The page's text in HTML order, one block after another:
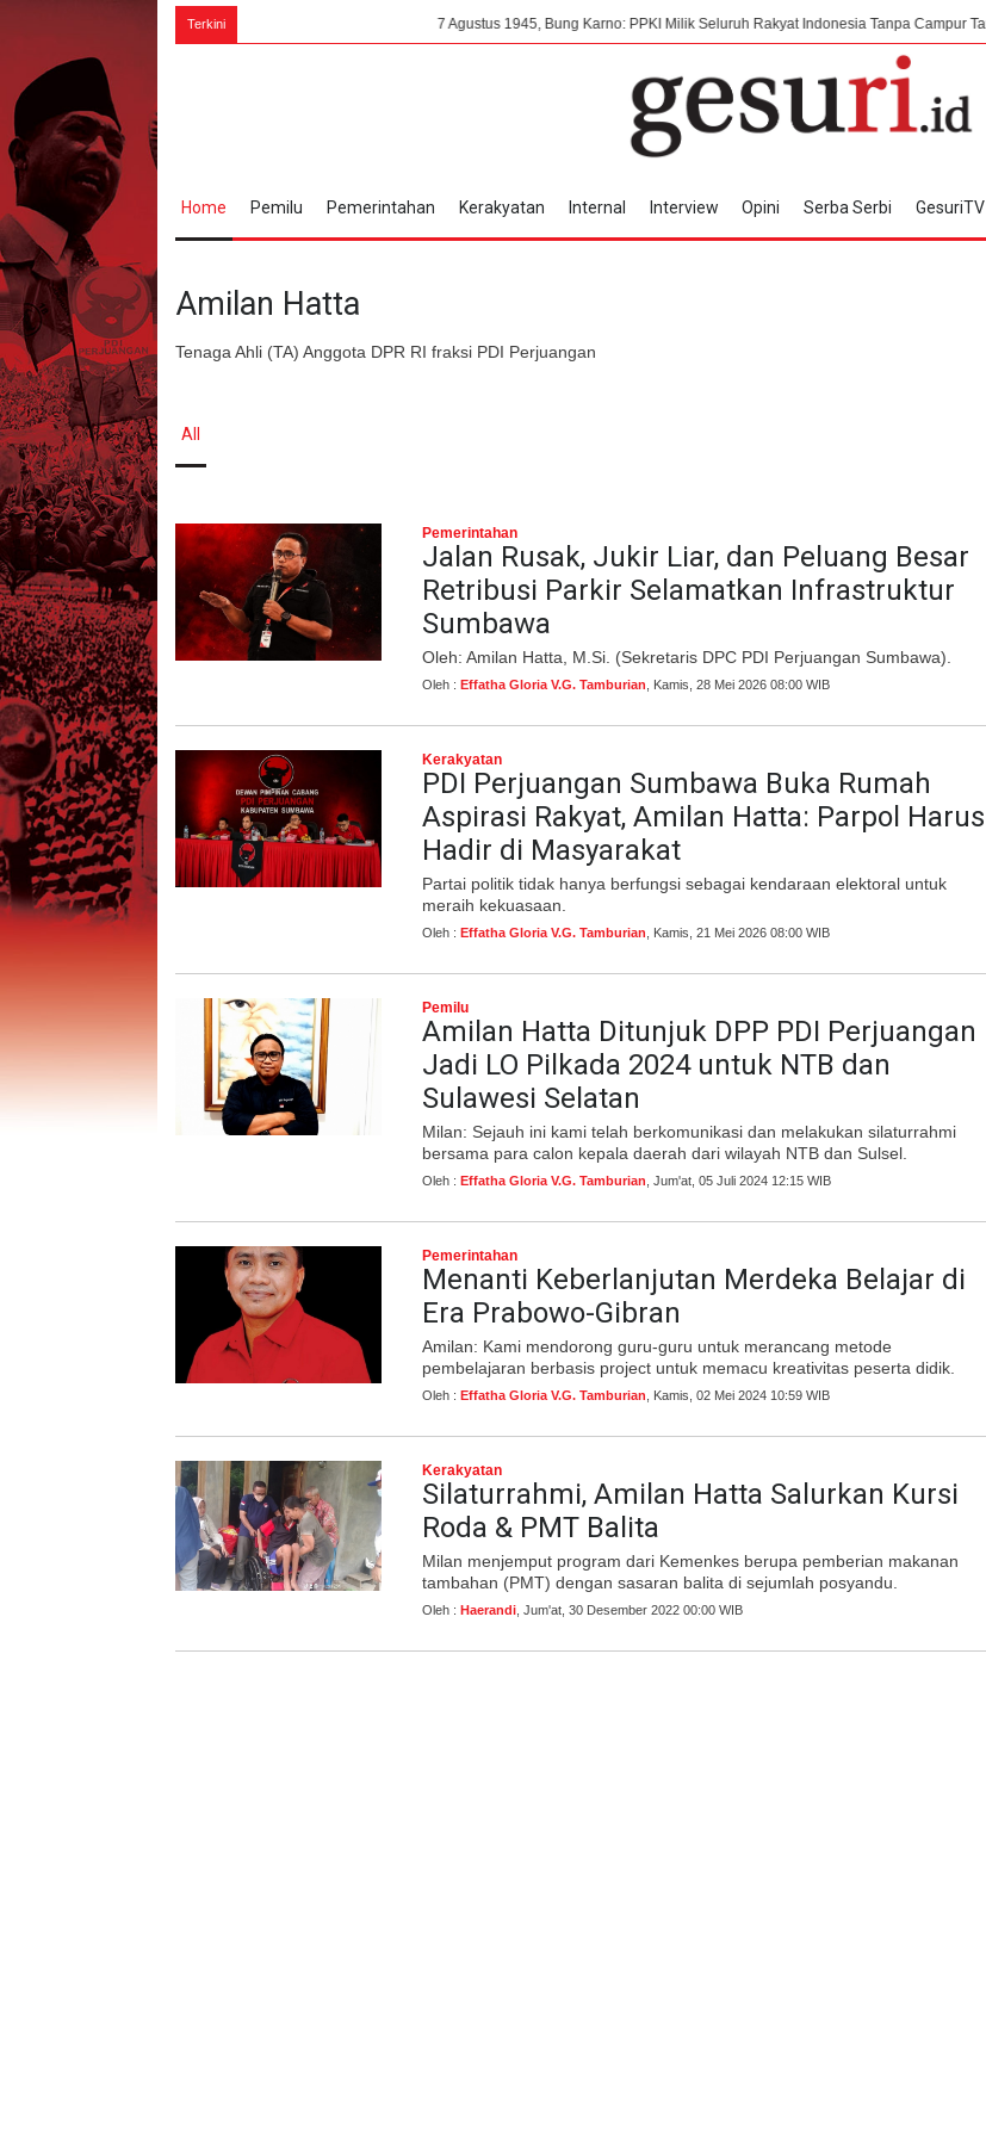
Terkini 7 Agustus 1945, Bung Karno: PPKI Milik Seluruh Rakyat Indonesia Tanpa Campur Tangan Asing
Home Pemilu Pemerintahan Kerakyatan Internal Interview Opini Serba Serbi GesuriTV
Amilan Hatta
Tenaga Ahli (TA) Anggota DPR RI fraksi PDI Perjuangan
All
Pemerintahan
Jalan Rusak, Jukir Liar, dan Peluang Besar
Retribusi Parkir Selamatkan Infrastruktur
Sumbawa
Oleh: Amilan Hatta, M.Si. (Sekretaris DPC PDI Perjuangan Sumbawa).
Oleh : Effatha Gloria V.G. Tamburian , Kamis, 28 Mei 2026 08:00 WIB
Kerakyatan
PDI Perjuangan Sumbawa Buka Rumah
Aspirasi Rakyat, Amilan Hatta: Parpol Harus
Hadir di Masyarakat
Partai politik tidak hanya berfungsi sebagai kendaraan elektoral untuk
meraih kekuasaan.
Oleh : Effatha Gloria V.G. Tamburian , Kamis, 21 Mei 2026 08:00 WIB
Pemilu
Amilan Hatta Ditunjuk DPP PDI Perjuangan
Jadi LO Pilkada 2024 untuk NTB dan
Sulawesi Selatan
Milan: Sejauh ini kami telah berkomunikasi dan melakukan silaturrahmi
bersama para calon kepala daerah dari wilayah NTB dan Sulsel.
Oleh : Effatha Gloria V.G. Tamburian , Jum'at, 05 Juli 2024 12:15 WIB
Pemerintahan
Menanti Keberlanjutan Merdeka Belajar di
Era Prabowo-Gibran
Amilan: Kami mendorong guru-guru untuk merancang metode
pembelajaran berbasis project untuk memacu kreativitas peserta didik.
Oleh : Effatha Gloria V.G. Tamburian , Kamis, 02 Mei 2024 10:59 WIB
Kerakyatan
Silaturrahmi, Amilan Hatta Salurkan Kursi
Roda & PMT Balita
Milan menjemput program dari Kemenkes berupa pemberian makanan
tambahan (PMT) dengan sasaran balita di sejumlah posyandu.
Oleh : Haerandi , Jum'at, 30 Desember 2022 00:00 WIB